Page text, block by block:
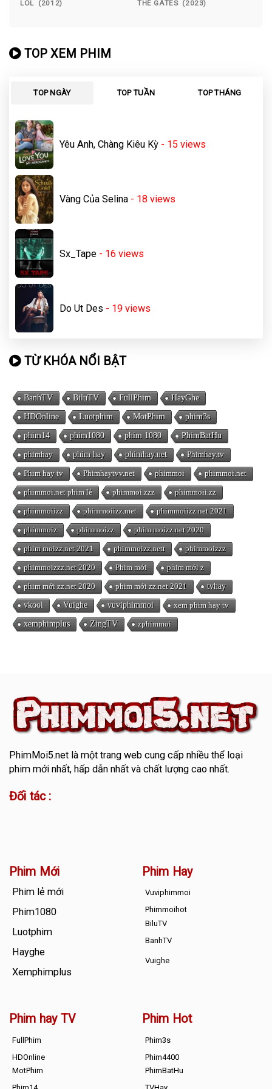
LOL (2012) THE GATES (2023)
TOP XEM PHIM
TOP NGÀY TOP TUẦN TOP THÁNG
Yêu Anh, Chàng Kiêu Kỳ - 15views
Vàng Của Selina - 18views
Sx_Tape - 16 views
Do Ut Des - 19views
TỪ KHÓA NỔI BẬT
BanhTV BiluTV FullPhim HayGhe
HDOnline Luotphim MotPhim phim3s
phim14 phim1080 phim 1080 PhimBatHu
phimhay phim hay phimhay.net Phimhay.tv
Phim hay tv Phimhaytvv.net phimmoi phimmoi.net
phimmoi.net phim lẻ phimmoi.zzz phimmoii.zz
phimmoiizz phimmoiizz.met phimmoiizz.net 2021
phimmoiz phimmoizz phim moizz.net 2020
phim moizz.net 2021 phimmoizz.nett phimmoizzz
phimmoizzz.net 2020 Phim mới phim mới z
phim mới zz.net 2020 phim mới zz.net 2021 tvhay
vkool Vuighe vuviphimmoi xem phim hay tv
xemphimplus ZingTV zphimmoi
PhimMoi5.netlà một trang web cung cấp nhiều thể loại
phim mới nhất, hấp dẫn nhất và chất lượng cao nhất.
Đối tác :
Phim Mới
Phim lẻ mới
Phim1080
Luotphim
Hayghe
Xemphimplus
Phim Hay
Vuviphimmoi
Phimmoihot
BiluTV
BanhTV
Vuighe
Phim hay TV
FullPhim
HDOnline
MotPhim
Phim Hot
Phim3s
Phim4400
PhimBatHu